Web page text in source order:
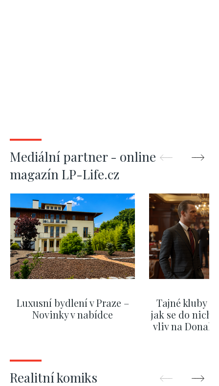
Mediální partner - online
magazín LP-Life.cz
Luxusní bydlení v Praze –
Novinky v nabídce
Tajné kluby
jak se do nich
vliv na
Realitní komiks